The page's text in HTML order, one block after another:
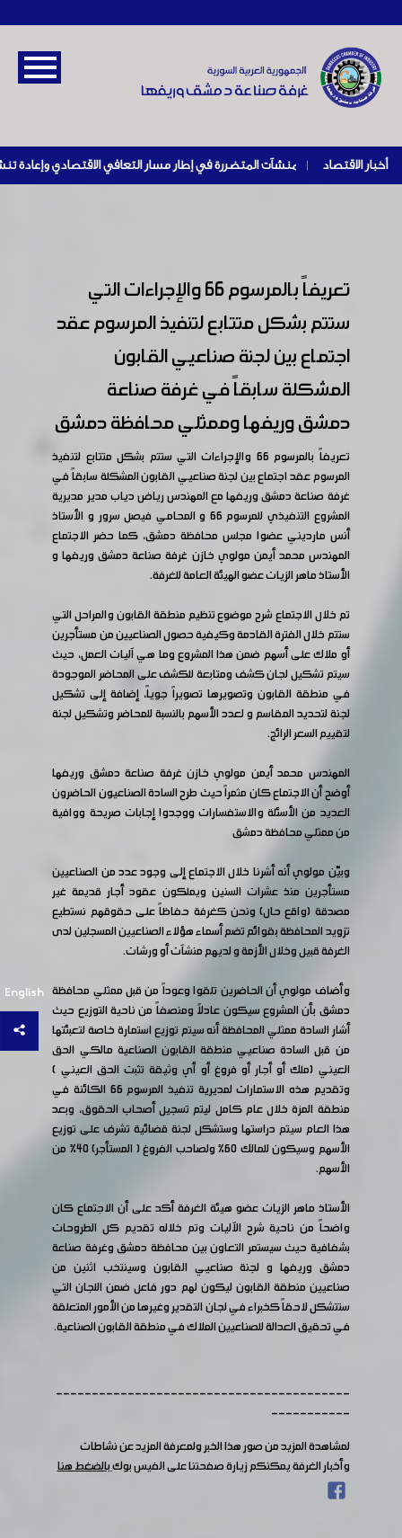
أخبار الاقتصاد |
English
تعريفاً بالمرسوم 66 والإجراءات التي
ستتم بشكل متتابع لتنفيذ المرسوم عقد
اجتماع بين لجنة صناعيي القابون
المشكلة سابقاً في غرفة صناعة
دمشق وريفها وممثلي محافظة دمشق
تعريفاً بالمرسوم 66 والإجراءات التي ستتم بشكل متتابع لتنفيذ
المرسوم عقد اجتماع بين لجنة صناعيي القابون المشكلة سابقاً في
غرفة صناعة دمشق وريفها مع المهندس رياض دياب مدير مديرية
المشروع التنفيذي للمرسوم 66 و المحامي فيصل سرور و الأستاذ
أنس مارديني عضوا مجلس محافظة دمشق، كما حضر الاجتماع
المهندس محمد أيمن مولوي خازن غرفة صناعة دمشق وريفها و
الأستاذ ماهر الزيات عضو الهيئة العامة للغرفة.
تم خلال الاجتماع شرح موضوع تنظيم منطقة القابون والمراحل التي
ستتم خلال الفترة القادمة وكيفية حصول الصناعيين من مستأجرين
أو ملاك على أسهم ضمن هذا المشروع وما هي آليات العمل، حيث
سيتم تشكيل لجان كشف ومتابعة للكشف على المحاضر الموجودة
في منطقة القابون وتصويرها تصويراً جوياً، إضافة إلى تشكيل
لجنة لتحديد المقاسم و لعدد الأسهم بالنسبة للمحاضر وتشكيل لجنة
لتقييم السعر الرائج.
المهندس محمد أيمن مولوي خازن غرفة صناعة دمشق وريفها
أوضح أن الاجتماع كان مثمراً حيث طرح السادة الصناعيون الحاضرون
العديد من الأسئلة والاستفسارات ووجدوا إجابات صريحة ووافية
من ممثلي محافظة دمشق
وبيّن مولوي أنه أشرنا خلال الاجتماع إلى وجود عدد من الصناعيين
مستأجرين منذ عشرات السنين ويملكون عقود أجار قديمة غير
مصدقة (واقع حال) ونحن كغرفة حفاظاً على حقوقهم نستطيع
تزويد المحافظة بقوائم تضم أسماء هؤلاء الصناعيين المسجلين لدى
الغرفة قبيل وخلال الأزمة و لديهم منشآت أو ورشات.
وأضاف مولوي أن الحاضرين تلقوا وعوداً من قبل ممثلي محافظة
دمشق بأن المشروع سيكون عادلاً ومنصفاً من ناحية التوزيع حيث
أشار السادة ممثلي المحافظة أنه سيتم توزيع استمارة خاصة لتعبئتها
من قبل السادة صناعيي منطقة القابون الصناعية مالكي الحق
العيني (ملك أو أجار أو فروغ أو أي وثيقة تثبت الحق العيني )
وتقديم هذه الاستمارات لمديرية تنفيذ المرسوم 66 الكائنة في
منطقة المزة خلال عام كامل ليتم تسجيل أصحاب الحقوق، وبعد
هذا العام سيتم دراستها وستشكل لجنة قضائية تشرف على توزيع
الأسهم وسيكون للمالك 60% ولصاحب الفروغ ( المستأجر) 40% من
الأسهم.
الأستاذ ماهر الزيات عضو هيئة الغرفة أكد على أن الاجتماع كان
واضحاً من ناحية شرح الآليات وتم خلاله تقديم كل الطروحات
بشفافية حيث سيستمر التعاون بين محافظة دمشق وغرفة صناعة
دمشق وريفها و لجنة صناعيي القابون وسينتخب اثنين من
صناعيين منطقة القابون ليكون لهم دور فاعل ضمن اللجان التي
ستتشكل لاحقاً كخبراء في لجان التقدير وغيرها من الأمور المتعلقة
في تحقيق العدالة للصناعيين الملاك في منطقة القابون الصناعية.
-----------------------------------------
-----------
لمشاهدة المزيد من صور هذا الخبر ولمعرفة المزيد عن نشاطات
وأخبار الغرفة يمكنكم زيارة صفحتنا على الفيس بوكبالضغط هنا